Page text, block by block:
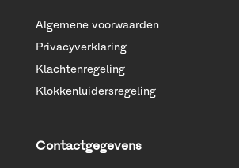
Algemene voorwaarden
Privacyverklaring
Klachtenregeling
Klokkenluidersregeling
Contactgegevens